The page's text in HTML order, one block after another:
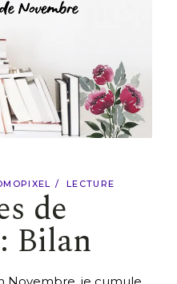
LECTURE
de
Bilan